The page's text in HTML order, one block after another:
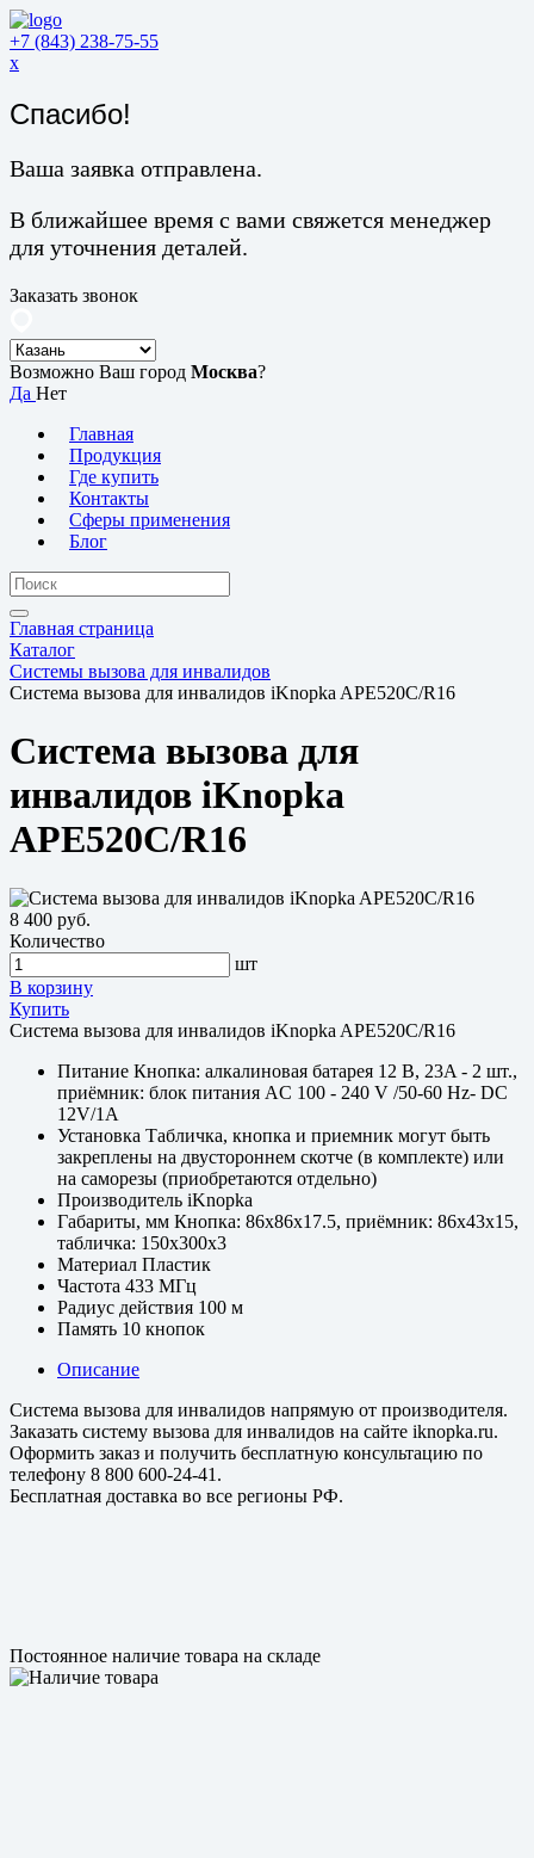
+7 (843) 238-75-55
x
Спасибо!
Ваша заявка отправлена.
В ближайшее время с вами свяжется менеджер
для уточнения деталей.
Заказать звонок
Возможно Ваш город Москва?
Да Нет
Главная
Продукция
Где купить
Контакты
Сферы применения
Блог
Главная страница
Каталог
Системы вызова для инвалидов
Система вызова для инвалидов iKnopka APE520C/R16
Система вызова для
инвалидов iKnopka
APE520C/R16
8 400 руб.
Количество
шт
В корзину
Купить
Система вызова для инвалидов iKnopka APE520C/R16
Питание Кнопка: алкалиновая батарея 12 В, 23A - 2 шт.,
приёмник: блок питания AC 100 - 240 V /50-60 Hz- DC
12V/1A
Установка Табличка, кнопка и приемник могут быть
закреплены на двустороннем скотче (в комплекте) или
на саморезы (приобретаются отдельно)
Производитель iKnopka
Габариты, мм Кнопка: 86x86x17.5, приёмник: 86x43x15,
табличка: 150х300х3
Материал Пластик
Частота 433 МГц
Радиус действия 100 м
Память 10 кнопок
Описание
Система вызова для инвалидов напрямую от производителя.
Заказать систему вызова для инвалидов на сайте iknopka.ru.
Оформить заказ и получить бесплатную консультацию по
телефону 8 800 600-24-41.
Бесплатная доставка во все регионы РФ.
Постоянное наличие товара на складе